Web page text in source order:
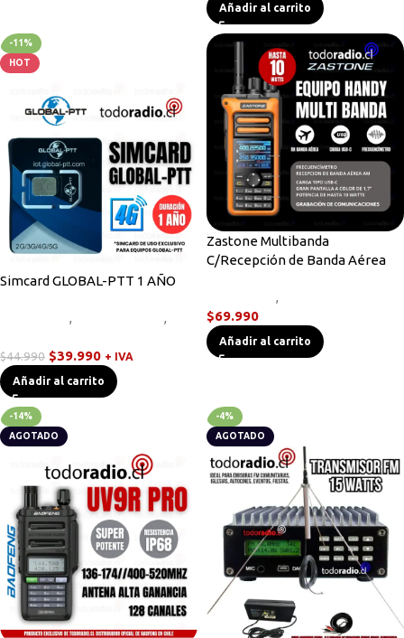
Añadir al carrito
-11%
HOT
Simcard GLOBAL-PTT 1 AÑO
,
,
$44.990 $39.990 + IVA
Añadir al carrito
Zastone Multibanda
C/Recepción de Banda Aérea
,
$69.990
Añadir al carrito
-14%
AGOTADO
-4%
AGOTADO